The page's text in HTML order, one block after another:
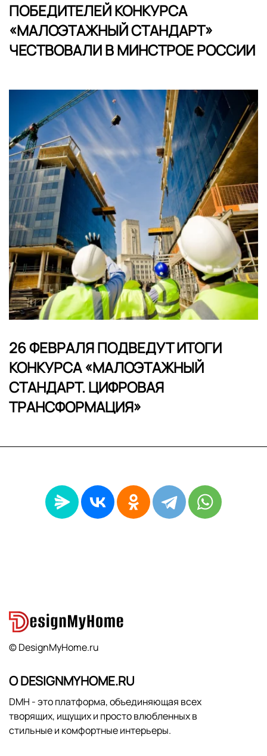
ПОБЕДИТЕЛЕЙ КОНКУРСА
«МАЛОЭТАЖНЫЙ СТАНДАРТ»
ЧЕСТВОВАЛИ В МИНСТРОЕ РОССИИ
26 ФЕВРАЛЯ ПОДВЕДУТ ИТОГИ
КОНКУРСА «МАЛОЭТАЖНЫЙ
СТАНДАРТ. ЦИФРОВАЯ
ТРАНСФОРМАЦИЯ»
© DesignMyHome.ru
О DESIGNMYHOME.RU
DMH - это платформа, объединяющая всех
творящих, ищущих и просто влюбленных в
стильные и комфортные интерьеры.